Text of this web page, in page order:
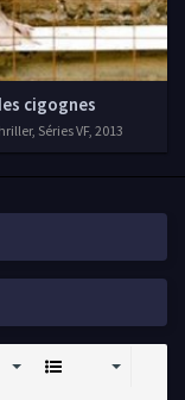
cigognes
Séries VF, 2013